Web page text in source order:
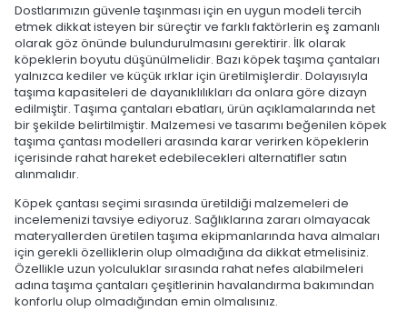
Dostlarımızın güvenle taşınması için en uygun modeli tercih
etmek dikkat isteyen bir süreçtir ve farklı faktörlerin eş zamanlı
olarak göz önünde bulundurulmasını gerektirir. İlk olarak
köpeklerin boyutu düşünülmelidir. Bazı köpek taşıma çantaları
yalnızca kediler ve küçük ırklar için üretilmişlerdir. Dolayısıyla
taşıma kapasiteleri de dayanıklılıkları da onlara göre dizayn
edilmiştir. Taşıma çantaları ebatları, ürün açıklamalarında net
bir şekilde belirtilmiştir. Malzemesi ve tasarımı beğenilen köpek
taşıma çantası modelleri arasında karar verirken köpeklerin
içerisinde rahat hareket edebilecekleri alternatifler satın
alınmalıdır.
Köpek çantası seçimi sırasında üretildiği malzemeleri de
incelemenizi tavsiye ediyoruz. Sağlıklarına zararı olmayacak
materyallerden üretilen taşıma ekipmanlarında hava almaları
için gerekli özelliklerin olup olmadığına da dikkat etmelisiniz.
Özellikle uzun yolculuklar sırasında rahat nefes alabilmeleri
adına taşıma çantaları çeşitlerinin havalandırma bakımından
konforlu olup olmadığından emin olmalısınız.